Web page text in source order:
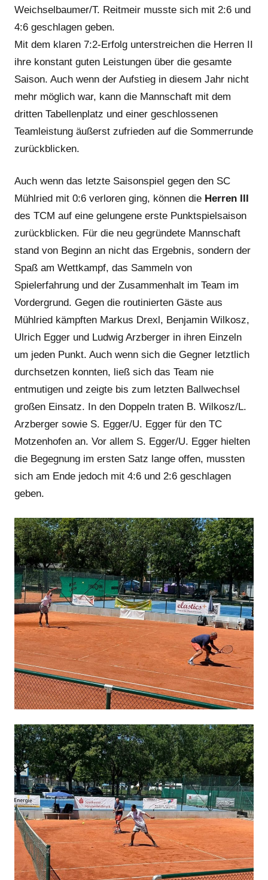
Weichselbaumer/T. Reitmeir musste sich mit 2:6 und
4:6 geschlagen geben.
Mit dem klaren 7:2-Erfolg unterstreichen die Herren II
ihre konstant guten Leistungen über die gesamte
Saison. Auch wenn der Aufstieg in diesem Jahr nicht
mehr möglich war, kann die Mannschaft mit dem
dritten Tabellenplatz und einer geschlossenen
Teamleistung äußerst zufrieden auf die Sommerrunde
zurückblicken.
Auch wenn das letzte Saisonspiel gegen den SC
Mühlried mit 0:6 verloren ging, können die Herren III
des TCM auf eine gelungene erste Punktspielsaison
zurückblicken. Für die neu gegründete Mannschaft
stand von Beginn an nicht das Ergebnis, sondern der
Spaß am Wettkampf, das Sammeln von
Spielerfahrung und der Zusammenhalt im Team im
Vordergrund. Gegen die routinierten Gäste aus
Mühlried kämpften Markus Drexl, Benjamin Wilkosz,
Ulrich Egger und Ludwig Arzberger in ihren Einzeln
um jeden Punkt. Auch wenn sich die Gegner letztlich
durchsetzen konnten, ließ sich das Team nie
entmutigen und zeigte bis zum letzten Ballwechsel
großen Einsatz. In den Doppeln traten B. Wilkosz/L.
Arzberger sowie S. Egger/U. Egger für den TC
Motzenhofen an. Vor allem S. Egger/U. Egger hielten
die Begegnung im ersten Satz lange offen, mussten
sich am Ende jedoch mit 4:6 und 2:6 geschlagen
geben.